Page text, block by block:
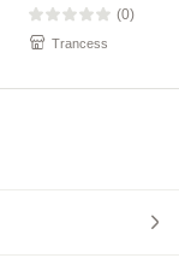
彼岸 ペットブリザ
ー
(0)
Trancess